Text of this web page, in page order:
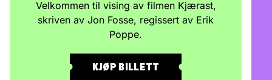
Velkommen til vising av filmen Kjærast,
skriven av Jon Fosse, regissert av Erik
Poppe.
KJØP BILLETT